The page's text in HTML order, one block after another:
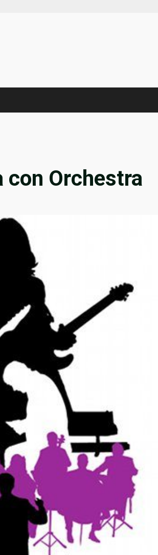
con Orchestra